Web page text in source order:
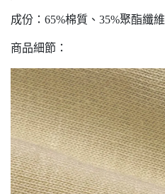
成份：65%棉質、35%聚酯纖維
商品細節：